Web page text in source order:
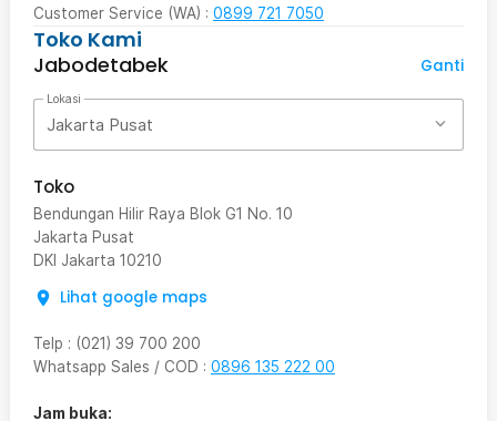
Customer Service (WA) : 0899 721 7050
Toko Kami
Jabodetabek
Ganti
Lokasi
Jakarta Pusat
Toko
Bendungan Hilir Raya Blok G1 No. 10
Jakarta Pusat
DKI Jakarta 10210
Lihat google maps
Telp : (021) 39 700 200
Whatsapp Sales / COD : 0896 135 222 00
Jam buka: